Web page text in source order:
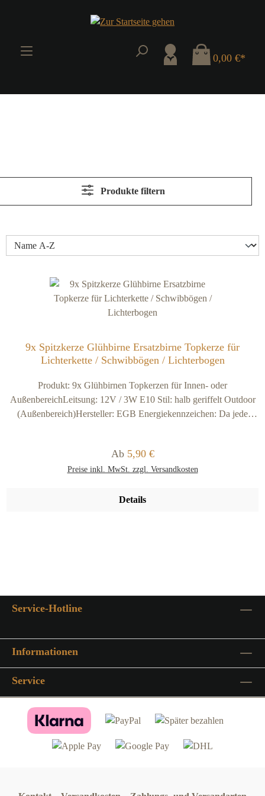
Zum Hauptinhalt springen
0,00 €*
Produkte filtern
9x Spitzkerze Glühbirne Ersatzbirne Topkerze für
Lichterkette / Schwibbögen / Lichterbogen
Produkt: 9x Glühbirnen Topkerzen für Innen- oder
AußenbereichLeitsung: 12V / 3W E10 Stil: halb geriffelt Outdoor
(Außenbereich)Hersteller: EGB Energiekennzeichen: Da jede
Regulärer Preis:
Ab 5,90 €
Preise inkl. MwSt. zzgl. Versandkosten
Details
Service-Hotline
Informationen
Service